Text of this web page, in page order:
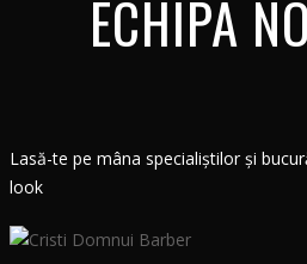
ECHIPA
Lasă-te pe mâna specialiștilor și
look